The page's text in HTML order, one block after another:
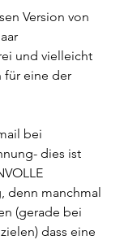
Version von
und vielleicht
für eine der
bei
dies ist
denn manchmal
(gerade bei
dass eine